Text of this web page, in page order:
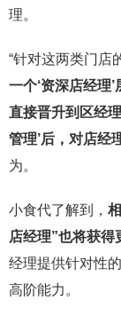
理。
“针对这两类门店
一个‘资深店经理
直接晋升到区经
管理’后，对店经
为。
小食代了解到，
店经理”也将获得
经理提供针对性
高阶能力。